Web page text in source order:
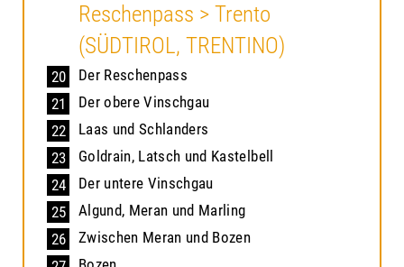
Reschenpass > Trento
(SÜDTIROL, TRENTINO)
20
Der Reschenpass
21
Der obere Vinschgau
22
Laas und Schlanders
23
Goldrain, Latsch und Kastelbell
24
Der untere Vinschgau
25
Algund, Meran und Marling
26
Zwischen Meran und Bozen